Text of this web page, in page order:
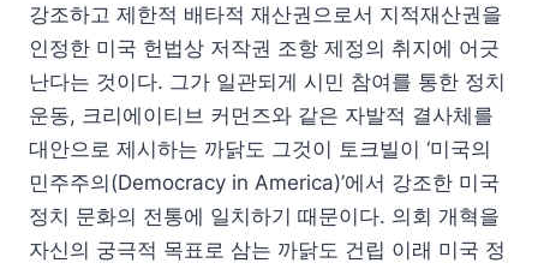
강조하고 제한적 배타적 재산권으로서 지적재산권을
인정한 미국 헌법상 저작권 조항 제정의 취지에 어긋
난다는 것이다. 그가 일관되게 시민 참여를 통한 정치
운동, 크리에이티브 커먼즈와 같은 자발적 결사체를
대안으로 제시하는 까닭도 그것이 토크빌이 ‘미국의
민주주의(Democracy in America)’에서 강조한 미국
정치 문화의 전통에 일치하기 때문이다. 의회 개혁을
자신의 궁극적 목표로 삼는 까닭도 건립 이래 미국 정